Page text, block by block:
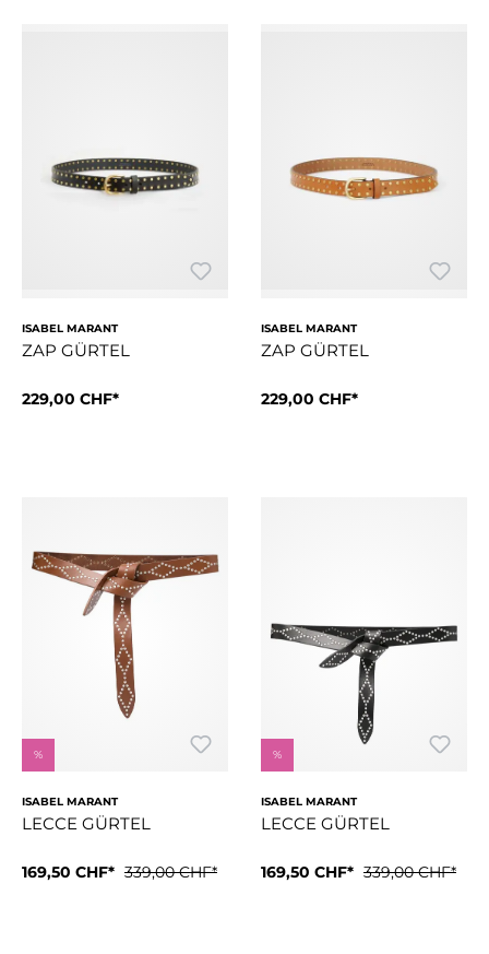
ISABEL MARANT
ZAP GÜRTEL
Grösse:80 cm
Ledergürtel Breite: 2,5 cm / 0.9 in 100% Rindsleder
229,00 CHF*
ISABEL MARANT
ZAP GÜRTEL
Grösse:90 cm
Ledergürtel Breite: 2,5 cm /
229,00 CHF*
%
ISABEL MARANT
LECCE GÜRTEL
Grösse: M
silberfarbene Nieten variable Passform
169,50 CHF* 339,00 CHF*
%
ISABEL MARANT
LECCE GÜRTEL
Grösse: S
silberfarbene Nieten variable
169,50 CHF* 339,00 CHF*